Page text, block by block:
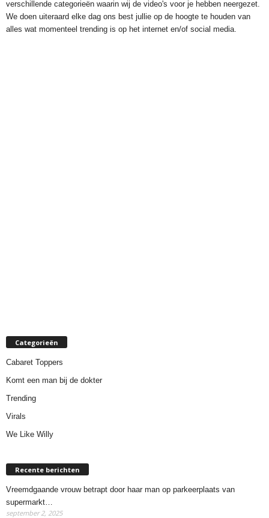
verschillende categorieën waarin wij de video's voor je hebben neergezet.
We doen uiteraard elke dag ons best jullie op de hoogte te houden van
alles wat momenteel trending is op het internet en/of social media.
Categorieën
Cabaret Toppers
Komt een man bij de dokter
Trending
Virals
We Like Willy
Recente berichten
Vreemdgaande vrouw betrapt door haar man op parkeerplaats van
supermarkt…
september 2, 2025